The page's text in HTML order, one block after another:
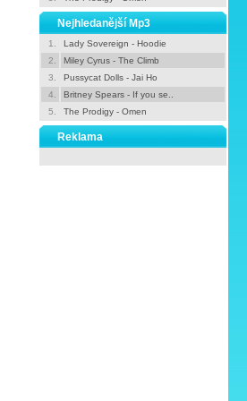
Nejhledanější Mp3
1.
Lady Sovereign - Hoodie
2.
Miley Cyrus - The Climb
3.
Pussycat Dolls - Jai Ho
4.
Britney Spears - If you se..
5.
The Prodigy - Omen
Reklama